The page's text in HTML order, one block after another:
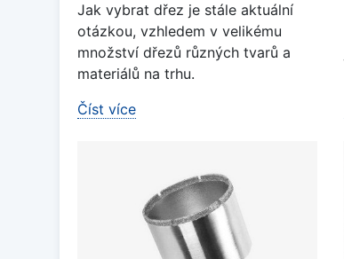
Jak vybrat dřez je stále aktuální
otázkou, vzhledem v velikému
množství dřezů různých tvarů a
materiálů na trhu.
Číst více